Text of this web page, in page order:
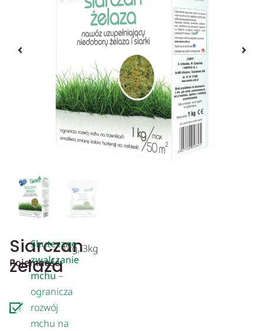
Siarczan
żelaza
Skuteczne
zwalczanie
mchu–
ogranicza
rozwój
mchu na
Pojemność:
1kg, 3kg